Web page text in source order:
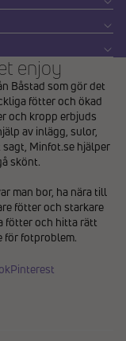
enjoy
Båstad som gör det
fötter och ökad
och kropp erbjuds
av inlägg, sulor,
Minfot.se hjälper
skönt.
man bor, ha nära till
fötter och starkare
fötter och hitta rätt
för fotproblem.
Pinterest